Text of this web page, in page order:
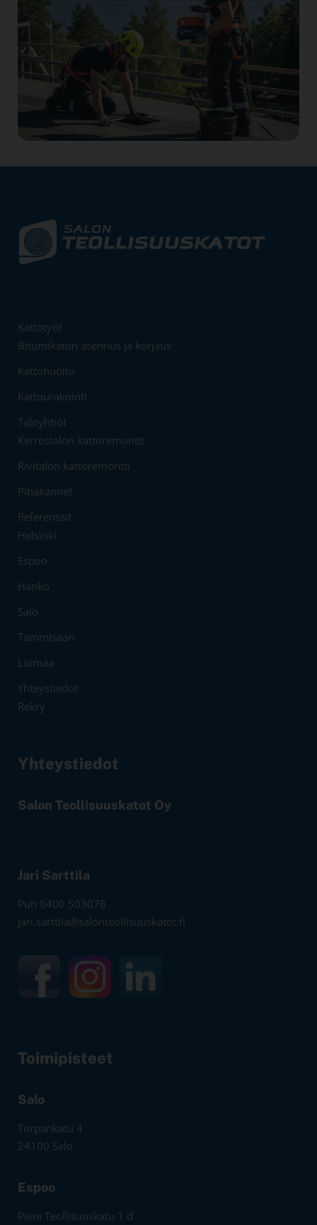
Kattotyöt
Bitumikaton asennus ja korjaus
Kattohuolto
Kattourakointi
Taloyhtiöt
Kerrostalon kattoremontti
Rivitalon kattoremontti
Pihakannet
Referenssit
Helsinki
Espoo
Hanko
Salo
Tammisaari
Loimaa
Yhteystiedot
Rekry
Yhteystiedot
Salon Teollisuuskatot Oy
Jari Sarttila
Puh 0400 503078
jari.sarttila@salonteollisuuskatot.fi
Toimipisteet
Salo
Torpankatu 4
24100 Salo
Espoo
Pieni Teollisuuskatu 1 d